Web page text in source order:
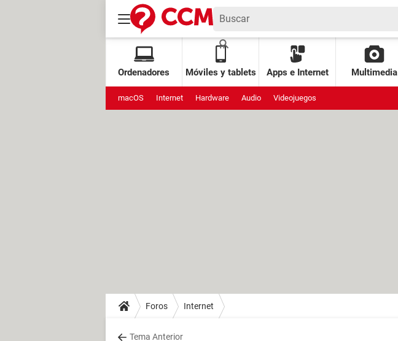
Ordenadores Móviles y tablets Apps e Internet Multimedia
macOS Internet Hardware Audio Videojuegos
Foros Internet
Tema Anterior